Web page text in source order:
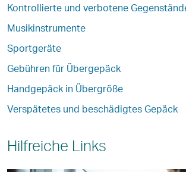
Kontrollierte und verbotene
Musikinstrumente
Sportgeräte
Gebühren für Übergepäck
Handgepäck in Übergröße
Verspätetes und beschädigtes Gepäck
Hilfreiche Links